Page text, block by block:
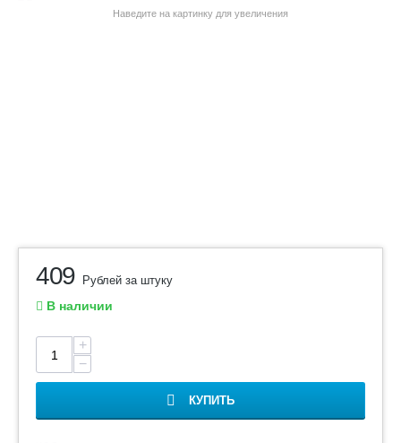
Наведите на картинку для увеличения
409 Рублей за штуку
В наличии
+
−
КУПИТЬ